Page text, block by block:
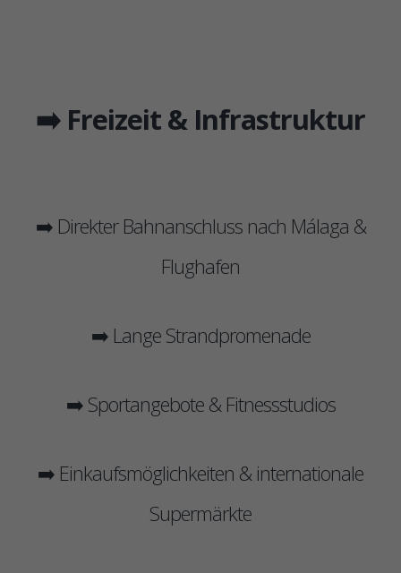
➡️ Freizeit & Infrastruktur
➡️ Direkter Bahnanschluss nach Málaga &
Flughafen
➡️ Lange Strandpromenade
➡️ Sportangebote & Fitnessstudios
➡️ Einkaufsmöglichkeiten & internationale
Supermärkte